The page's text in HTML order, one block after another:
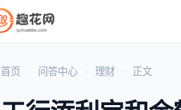
首页 问答中心 理财 正文